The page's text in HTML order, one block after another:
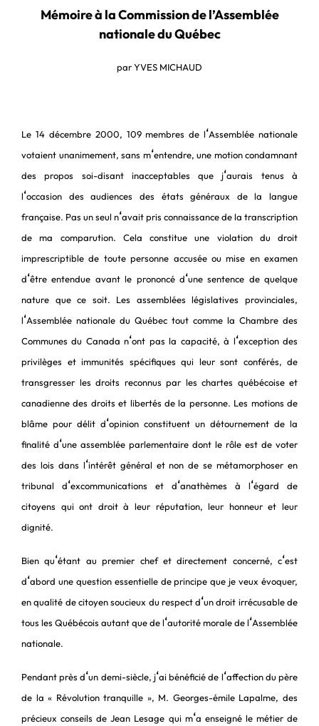
Mémoire à la Commission de l’Assemblée
nationale du Québec
par YVES MICHAUD
Le 14 décembre 2000, 109 membres de l‘Assemblée nationale
votaient unanimement, sans m‘entendre, une motion condamnant
des propos soi-disant inacceptables que j‘aurais tenus à
l‘occasion des audiences des états généraux de la langue
française. Pas un seul n‘avait pris connaissance de la transcription
de ma comparution. Cela constitue une violation du droit
imprescriptible de toute personne accusée ou mise en examen
d‘être entendue avant le prononcé d‘une sentence de quelque
nature que ce soit. Les assemblées législatives provinciales,
l‘Assemblée nationale du Québec tout comme la Chambre des
Communes du Canada n‘ont pas la capacité, à l‘exception des
privilèges et immunités spécifiques qui leur sont conférés, de
transgresser les droits reconnus par les chartes québécoise et
canadienne des droits et libertés de la personne. Les motions de
blâme pour délit d‘opinion constituent un détournement de la
finalité d‘une assemblée parlementaire dont le rôle est de voter
des lois dans l‘intérêt général et non de se métamorphoser en
tribunal d‘excommunications et d‘anathèmes à l‘égard de
citoyens qui ont droit à leur réputation, leur honneur et leur
dignité.
Bien qu‘étant au premier chef et directement concerné, c‘est
d‘abord une question essentielle de principe que je veux évoquer,
en qualité de citoyen soucieux du respect d‘un droit irrécusable de
tous les Québécois autant que de l‘autorité morale de l‘Assemblée
nationale.
Pendant près d‘un demi-siècle, j‘ai bénéficié de l‘affection du père
de la « Révolution tranquille », M. Georges-émile Lapalme, des
précieux conseils de Jean Lesage qui m‘a enseigné le métier de